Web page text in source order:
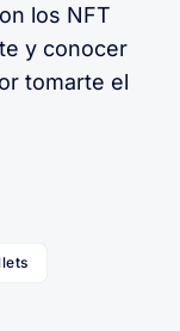
los NFT
y conocer
tomarte el